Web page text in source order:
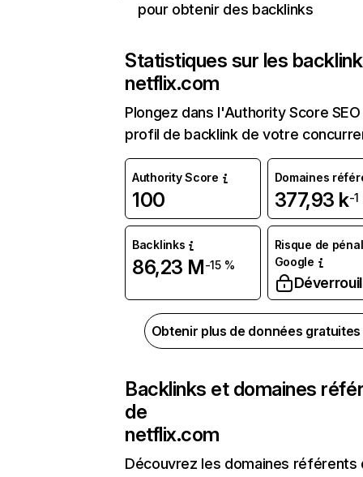
pour obtenir des backlinks
Statistiques sur les
netflix.com
Plongez dans l'Authority Score
profil de backlink de votre
Authority Score
100
Domaines
377,93 k-1
Backlinks
86,23 M-15 %
Risque de
Google
Obtenir plus de données
Backlinks et domaines
de
netflix.com
Découvrez les domaines référents